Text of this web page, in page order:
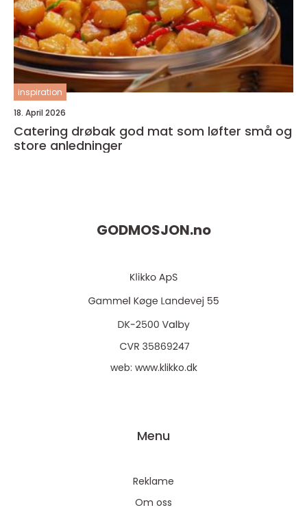
inspiration
18. April 2026
Catering drøbak god mat som løfter små og
store anledninger
GODMOSJON.no
web: www.klikko.dk
Menu
Reklame
Om oss